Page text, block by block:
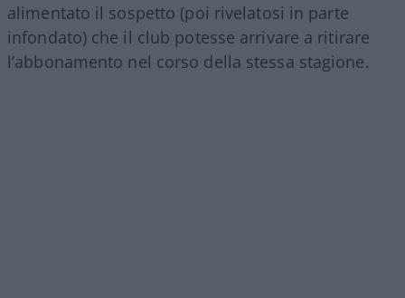
alimentato il sospetto (poi rivelatosi in parte
infondato) che il club potesse arrivare a ritirare
l’abbonamento nel corso della stessa stagione.